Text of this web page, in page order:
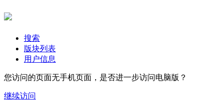
搜索
版块列表
用户信息
您访问的页面无手机页面，是否进一步访问电脑版？
继续访问